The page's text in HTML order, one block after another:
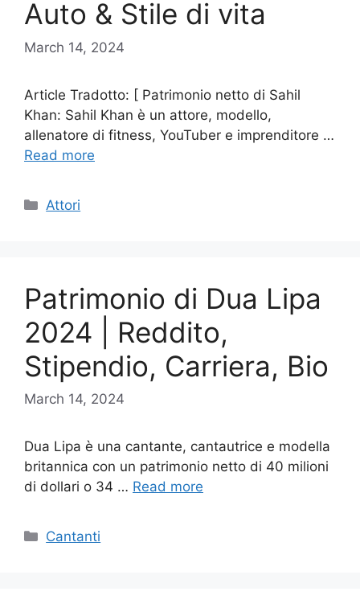
Auto & Stile di vita
March 14, 2024
Article Tradotto: [ Patrimonio netto di Sahil
Khan: Sahil Khan è un attore, modello,
allenatore di fitness, YouTuber e imprenditore …
Read more
Categories
Attori
Patrimonio di Dua Lipa
2024 | Reddito,
Stipendio, Carriera, Bio
March 14, 2024
Dua Lipa è una cantante, cantautrice e modella
britannica con un patrimonio netto di 40 milioni
di dollari o 34 … Read more
Categories
Cantanti